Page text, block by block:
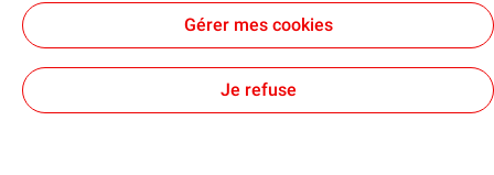
Accessibilité : partiellement conforme
techniques nécessaires au bon fonctionnement du site
seront utilisés. Pour plus d’informations, vous pouvez
traceurs ».
Gérer mes cookies
Je refuse